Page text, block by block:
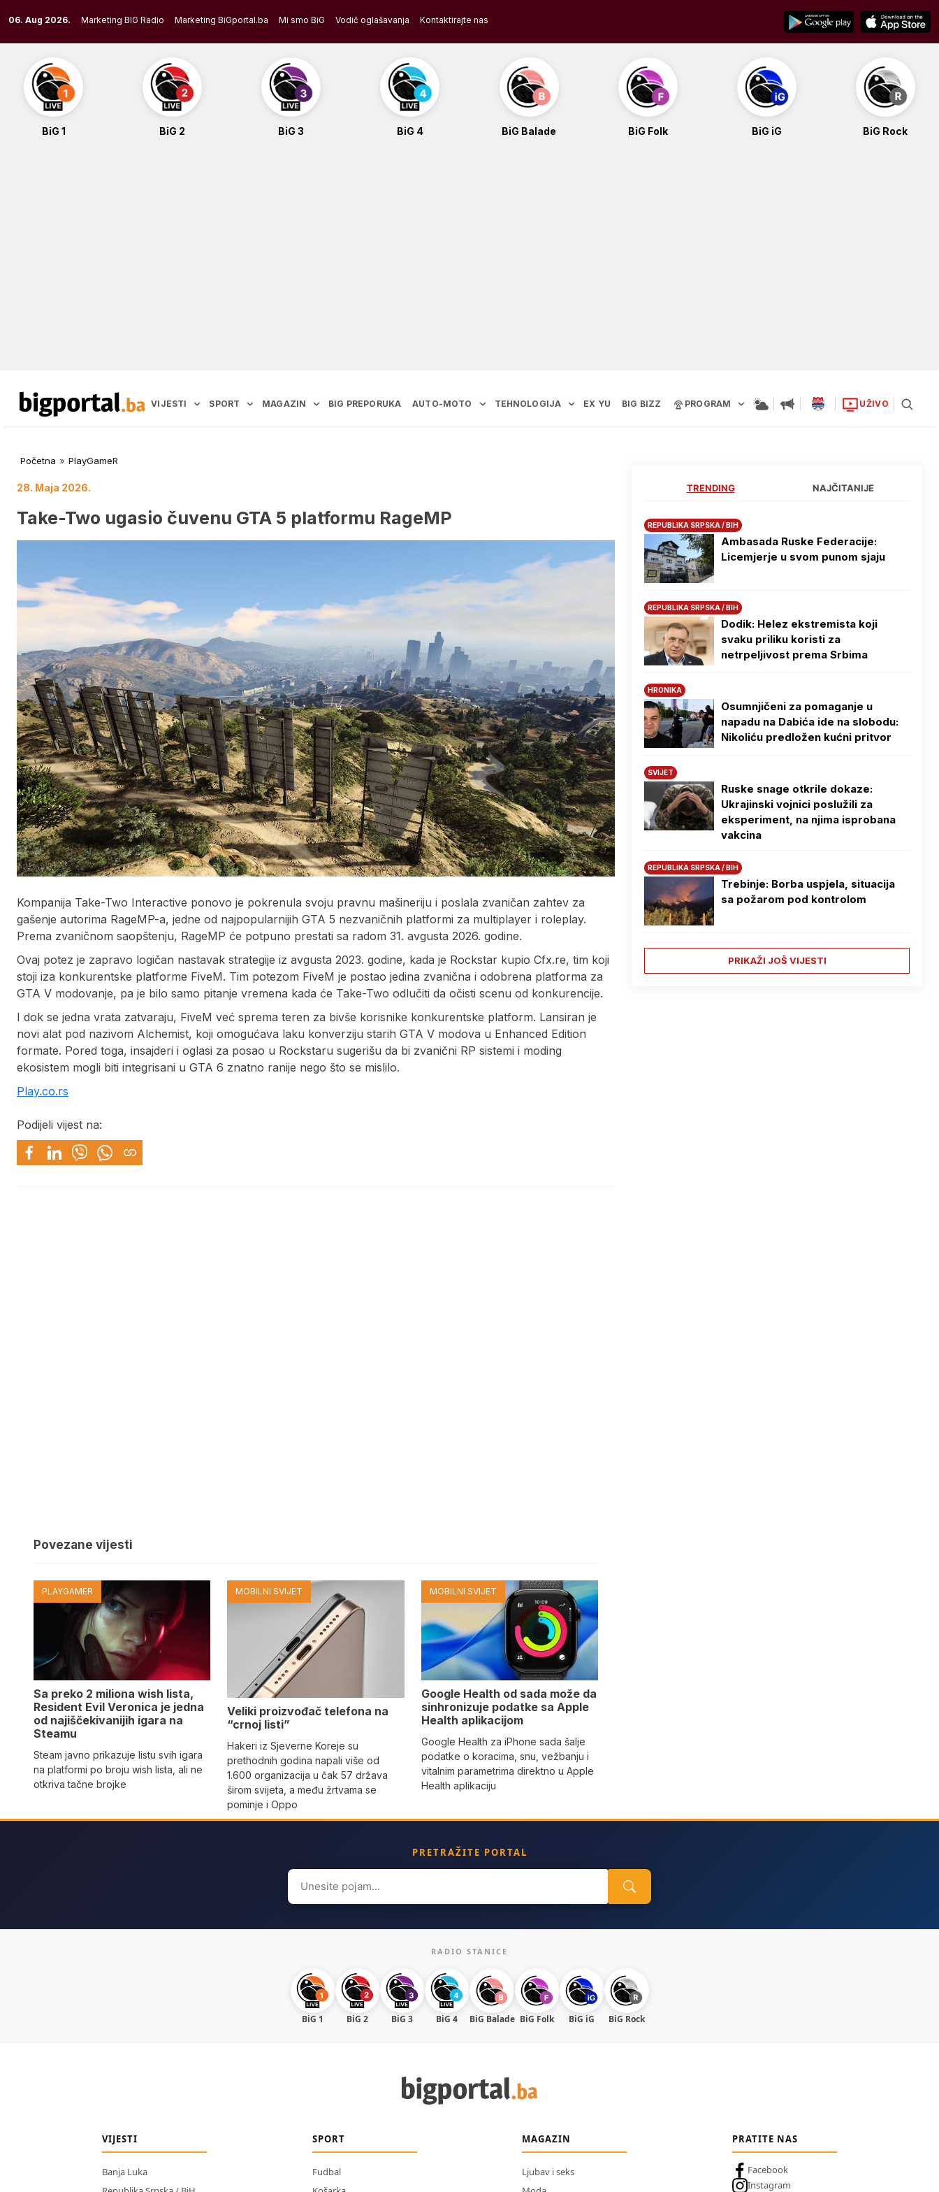
to
content
06. Aug 2026. Marketing BIG Radio Marketing BiGportal.ba Mi smo BiG Vodič oglašavanja Kontaktirajte nas
BiG 1 BiG 2 BiG 3 BiG 4 BiG Balade BiG Folk BiG iG BiG Rock
VIJESTI SPORT MAGAZIN BIG PREPORUKA AUTO-MOTO TEHNOLOGIJA EX YU BIG BIZZ PROGRAM UŽIVO
Početna » PlayGameR
28. Maja 2026.
Take-Two ugasio čuvenu GTA 5 platformu RageMP
Kompanija Take-Two Interactive ponovo je pokrenula svoju pravnu mašineriju i poslala zvaničan zahtev za
gašenje autorima RageMP-a, jedne od najpopularnijih GTA 5 nezvaničnih platformi za multiplayer i roleplay.
Prema zvaničnom saopštenju, RageMP će potpuno prestati sa radom 31. avgusta 2026. godine.
Ovaj potez je zapravo logičan nastavak strategije iz avgusta 2023. godine, kada je Rockstar kupio Cfx.re, tim koji
stoji iza konkurentske platforme FiveM. Tim potezom FiveM je postao jedina zvanična i odobrena platforma za
GTA V modovanje, pa je bilo samo pitanje vremena kada će Take-Two odlučiti da očisti scenu od konkurencije.
I dok se jedna vrata zatvaraju, FiveM već sprema teren za bivše korisnike konkurentske platform. Lansiran je
novi alat pod nazivom Alchemist, koji omogućava laku konverziju starih GTA V modova u Enhanced Edition
formate. Pored toga, insajderi i oglasi za posao u Rockstaru sugerišu da bi zvanični RP sistemi i moding
ekosistem mogli biti integrisani u GTA 6 znatno ranije nego što se mislilo.
Play.co.rs
Podijeli vijest na:
Povezane vijesti
PLAYGAMER
Sa preko 2 miliona wish lista,
Resident Evil Veronica je jedna
od najiščekivanijih igara na
Steamu
Steam javno prikazuje listu svih igara
na platformi po broju wish lista, ali ne
otkriva tačne brojke
MOBILNI SVIJET
Veliki proizvođač telefona na
“crnoj listi”
Hakeri iz Sjeverne Koreje su
prethodnih godina napali više od
1.600 organizacija u čak 57 država
širom svijeta, a među žrtvama se
pominje i Oppo
MOBILNI SVIJET
Google Health od sada može da
sinhronizuje podatke sa Apple
Health aplikacijom
Google Health za iPhone sada šalje
podatke o koracima, snu, vežbanju i
vitalnim parametrima direktno u Apple
Health aplikaciju
TRENDING NAJČITANIJE
REPUBLIKA SRPSKA / BIH
Ambasada Ruske Federacije:
Licemjerje u svom punom sjaju
REPUBLIKA SRPSKA / BIH
Dodik: Helez ekstremista koji
svaku priliku koristi za
netrpeljivost prema Srbima
HRONIKA
Osumnjičeni za pomaganje u
napadu na Dabića ide na slobodu:
Nikoliću predložen kućni pritvor
SVIJET
Ruske snage otkrile dokaze:
Ukrajinski vojnici poslužili za
eksperiment, na njima isprobana
vakcina
REPUBLIKA SRPSKA / BIH
Trebinje: Borba uspjela, situacija
sa požarom pod kontrolom
PRIKAŽI JOŠ VIJESTI
PRETRAŽITE PORTAL
Search
for:
RADIO STANICE
BiG 1 BiG 2 BiG 3 BiG 4 BiG Balade BiG Folk BiG iG BiG Rock
VIJESTI
Banja Luka
SPORT
Fudbal
MAGAZIN
Ljubav i seks
PRATITE NAS
Facebook
Instagram